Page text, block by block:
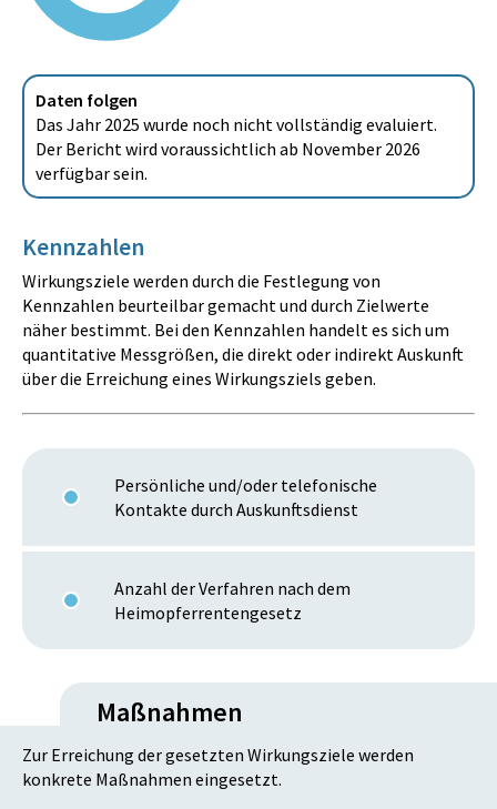
Daten folgen
Das Jahr 2025 wurde noch nicht vollständig evaluiert.
Der Bericht wird voraussichtlich ab November 2026
verfügbar sein.
Kennzahlen
Wirkungsziele werden durch die Festlegung von
Kennzahlen beurteilbar gemacht und durch Zielwerte
näher bestimmt. Bei den Kennzahlen handelt es sich um
quantitative Messgrößen, die direkt oder indirekt Auskunft
über die Erreichung eines Wirkungsziels geben.
Persönliche und/oder telefonische
Kontakte durch Auskunftsdienst
Anzahl der Verfahren nach dem
Heimopferrentengesetz
Maßnahmen
Zur Erreichung der gesetzten Wirkungsziele werden
konkrete Maßnahmen eingesetzt.